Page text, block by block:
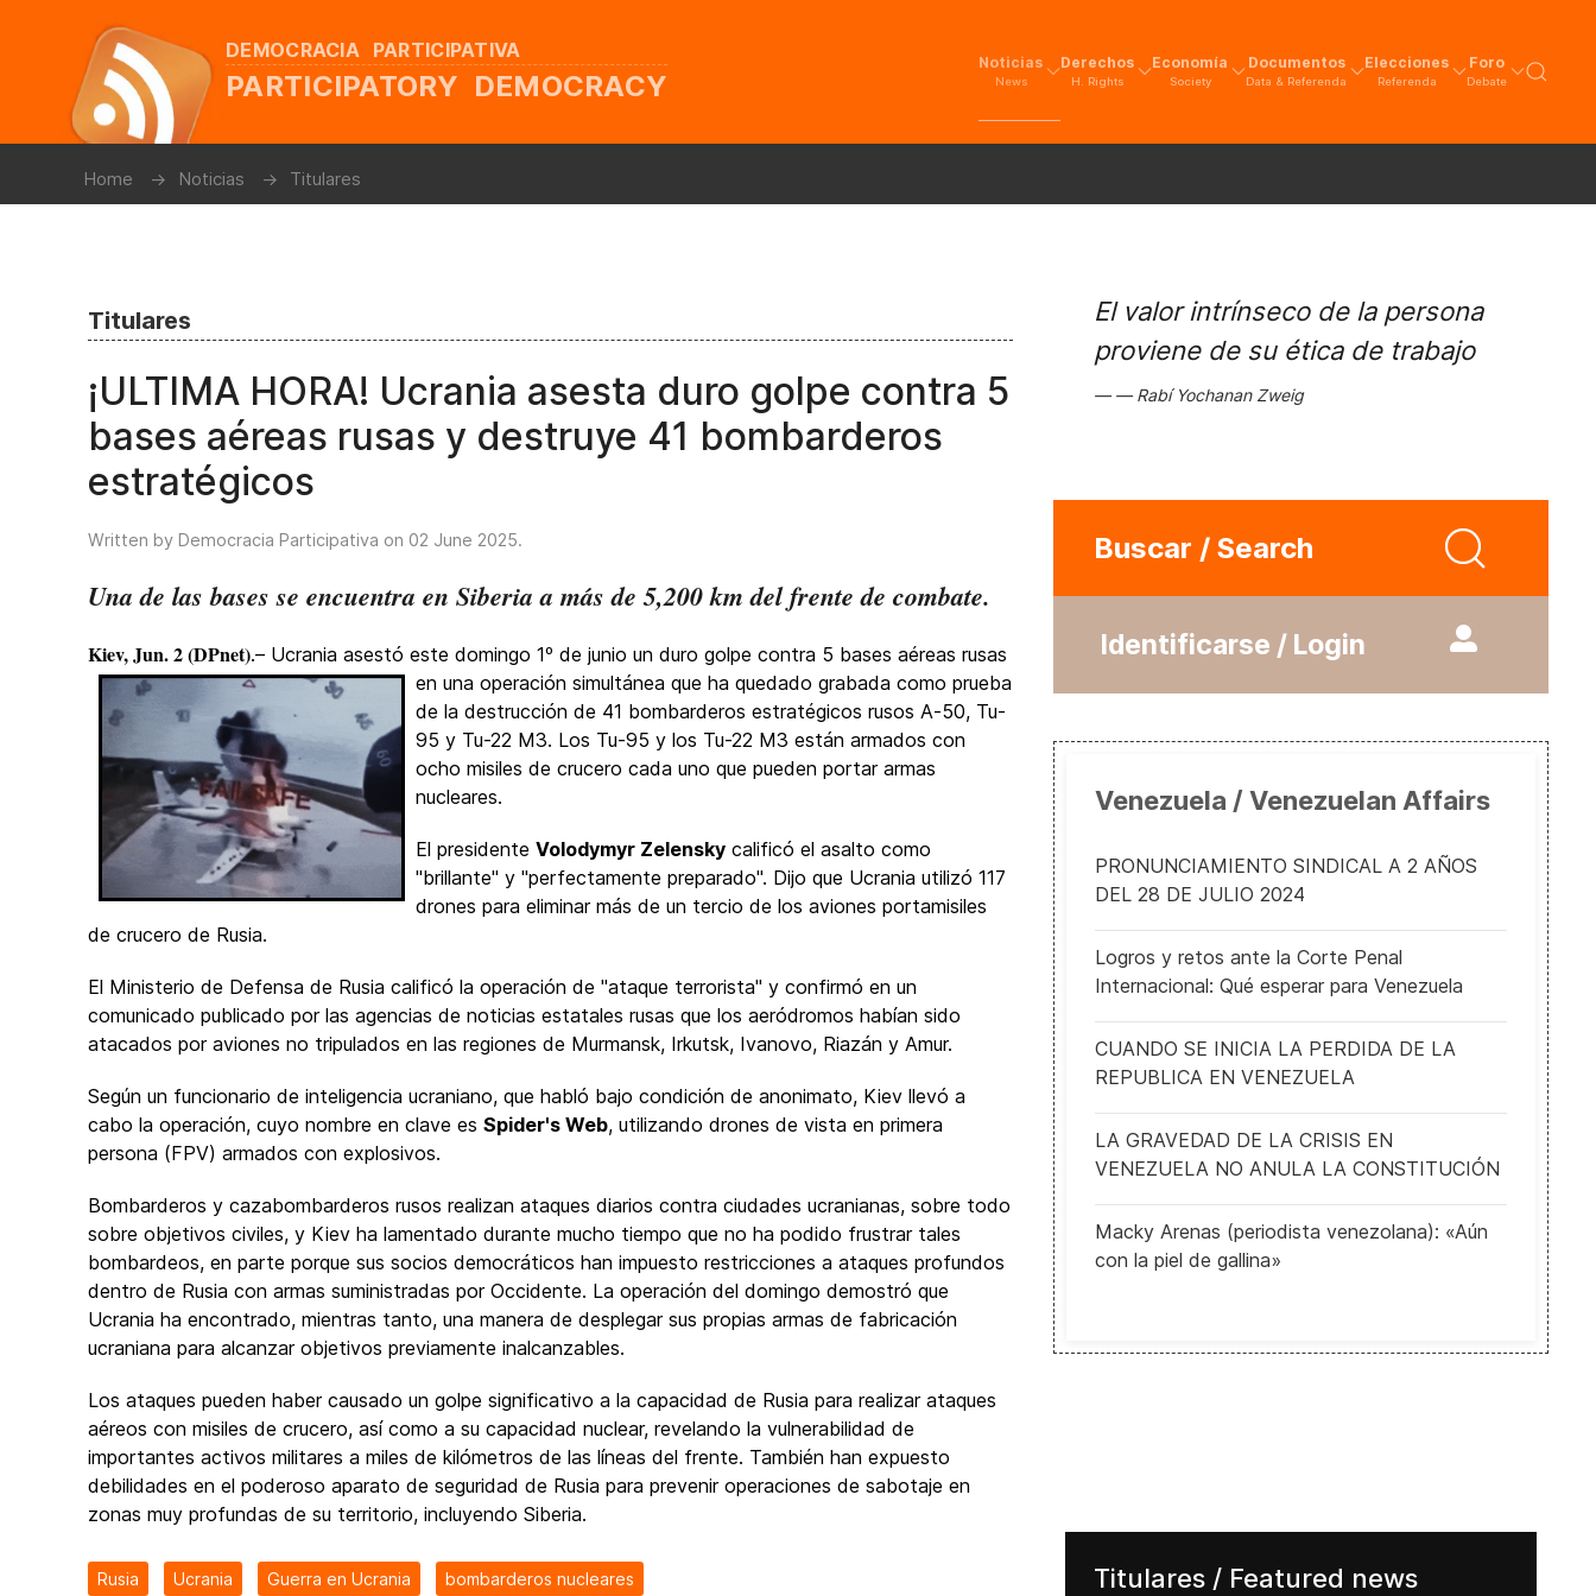
DEMOCRACIA PARTICIPATIVA
PARTICIPATORY DEMOCRACY
Noticias
News
Derechos
H. Rights
Economía
Society
Documentos
Data & Referenda
Elecciones
Referenda
Foro
Debate
Home Noticias Titulares
Titulares
¡ULTIMA HORA! Ucrania asesta duro golpe contra 5
bases aéreas rusas y destruye 41 bombarderos
estratégicos
Written by Democracia Participativa on 02 June 2025.
Una de las bases se encuentra en Siberia a más de 5,200 km del frente de combate.
Kiev, Jun. 2 (DPnet).– Ucrania asestó este domingo 1º de junio un duro golpe contra 5 bases aéreas rusas
en una operación simultánea que ha quedado grabada como prueba
de la destrucción de 41 bombarderos estratégicos rusos A-50, Tu-
95 y Tu-22 M3. Los Tu-95 y los Tu-22 M3 están armados con
ocho misiles de crucero cada uno que pueden portar armas
nucleares.
El presidente Volodymyr Zelensky calificó el asalto como
"brillante" y "perfectamente preparado". Dijo que Ucrania utilizó 117
drones para eliminar más de un tercio de los aviones portamisiles
de crucero de Rusia.
El Ministerio de Defensa de Rusia calificó la operación de "ataque terrorista" y confirmó en un
comunicado publicado por las agencias de noticias estatales rusas que los aeródromos habían sido
atacados por aviones no tripulados en las regiones de Murmansk, Irkutsk, Ivanovo, Riazán y Amur.
Según un funcionario de inteligencia ucraniano, que habló bajo condición de anonimato, Kiev llevó a
cabo la operación, cuyo nombre en clave es Spider's Web, utilizando drones de vista en primera
persona (FPV) armados con explosivos.
Bombarderos y cazabombarderos rusos realizan ataques diarios contra ciudades ucranianas, sobre todo
sobre objetivos civiles, y Kiev ha lamentado durante mucho tiempo que no ha podido frustrar tales
bombardeos, en parte porque sus socios democráticos han impuesto restricciones a ataques profundos
dentro de Rusia con armas suministradas por Occidente. La operación del domingo demostró que
Ucrania ha encontrado, mientras tanto, una manera de desplegar sus propias armas de fabricación
ucraniana para alcanzar objetivos previamente inalcanzables.
Los ataques pueden haber causado un golpe significativo a la capacidad de Rusia para realizar ataques
aéreos con misiles de crucero, así como a su capacidad nuclear, revelando la vulnerabilidad de
importantes activos militares a miles de kilómetros de las líneas del frente. También han expuesto
debilidades en el poderoso aparato de seguridad de Rusia para prevenir operaciones de sabotaje en
zonas muy profundas de su territorio, incluyendo Siberia.
Rusia Ucrania Guerra en Ucrania bombarderos nucleares
El valor intrínseco de la persona
proviene de su ética de trabajo
Rabí Yochanan Zweig
Buscar / Search
Identificarse / Login
Venezuela / Venezuelan Affairs
PRONUNCIAMIENTO SINDICAL A 2 AÑOS
DEL 28 DE JULIO 2024
Logros y retos ante la Corte Penal
Internacional: Qué esperar para Venezuela
CUANDO SE INICIA LA PERDIDA DE LA
REPUBLICA EN VENEZUELA
LA GRAVEDAD DE LA CRISIS EN
VENEZUELA NO ANULA LA CONSTITUCIÓN
Macky Arenas (periodista venezolana): «Aún
con la piel de gallina»
Titulares / Featured news